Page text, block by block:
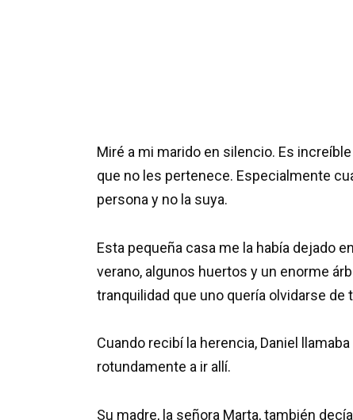
Miré a mi marido en silencio. Es
que no les pertenece. Especialmente
persona y no la suya.
Esta pequeña casa me la había dejado
verano, algunos huertos y un enorme
tranquilidad que uno quería olvidarse de
Cuando recibí la herencia, Daniel
rotundamente a ir allí.
Su madre, la señora Marta, también